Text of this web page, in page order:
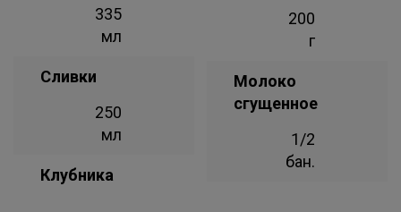
335
мл
Сливки
250
мл
Клубника
200
г
Молоко
сгущенное
1/2
бан.